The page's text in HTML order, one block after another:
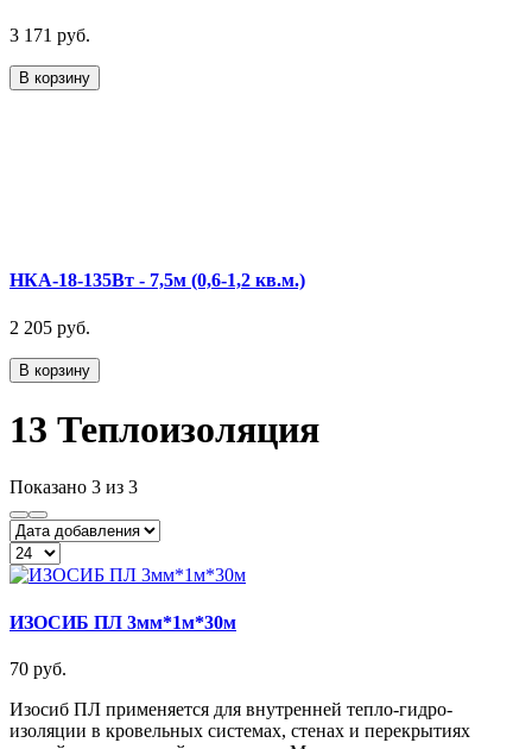
3 171 руб.
В корзину
НКА-18-135Вт - 7,5м (0,6-1,2 кв.м.)
2 205 руб.
В корзину
13 Теплоизоляция
Показано 3 из 3
ИЗОСИБ ПЛ 3мм*1м*30м
70 руб.
Изосиб ПЛ применяется для внутренней тепло-гидро-
изоляции в кровельных системах, стенах и перекрытиях